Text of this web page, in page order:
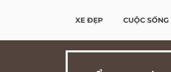
XE ĐẸP CUỘC SỐNG